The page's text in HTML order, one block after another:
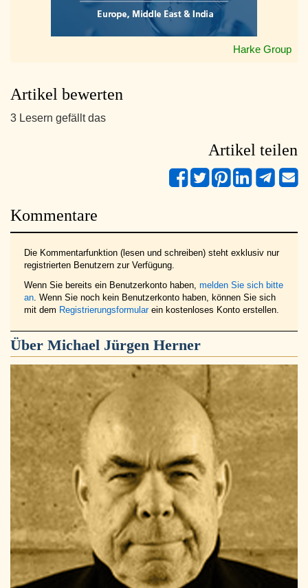
Harke Group
Artikel bewerten
3 Lesern gefällt das
Artikel teilen
Kommentare
Die Kommentarfunktion (lesen und schreiben) steht exklusiv nur
registrierten Benutzern zur Verfügung.
Wenn Sie bereits ein Benutzerkonto haben, melden Sie sich bitte
an . Wenn Sie noch kein Benutzerkonto haben, können Sie sich
mit dem Registrierungsformularein kostenloses Konto erstellen.
Über Michael Jürgen Herner